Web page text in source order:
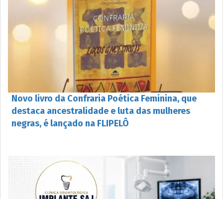
Novo livro da Confraria Poética Feminina, que
destaca ancestralidade e luta das mulheres
negras, é lançado na FLIPELÔ